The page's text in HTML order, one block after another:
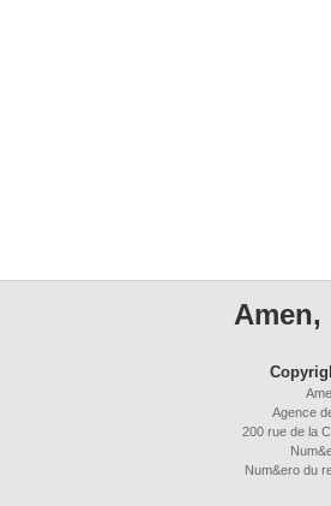
Agence
200 rue de la
Num&ero du